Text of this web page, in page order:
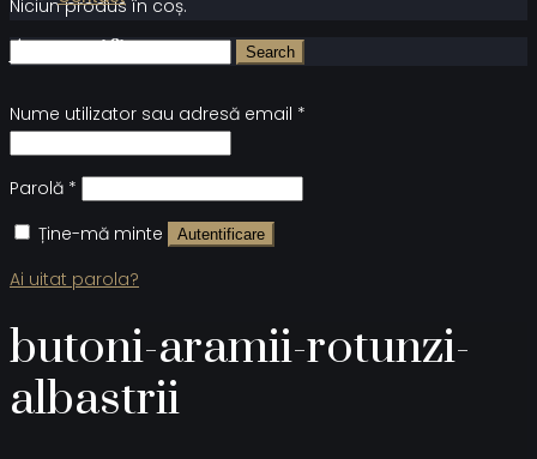
Niciun produs în coș.
Autentificare
Nume utilizator sau adresă email *
Parolă *
Ține-mă minte
Autentificare
Ai uitat parola?
butoni-aramii-rotunzi-
albastrii